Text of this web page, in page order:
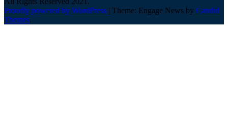
Proudly powered by WordPress | Theme: Engage News by Candid
Themes.